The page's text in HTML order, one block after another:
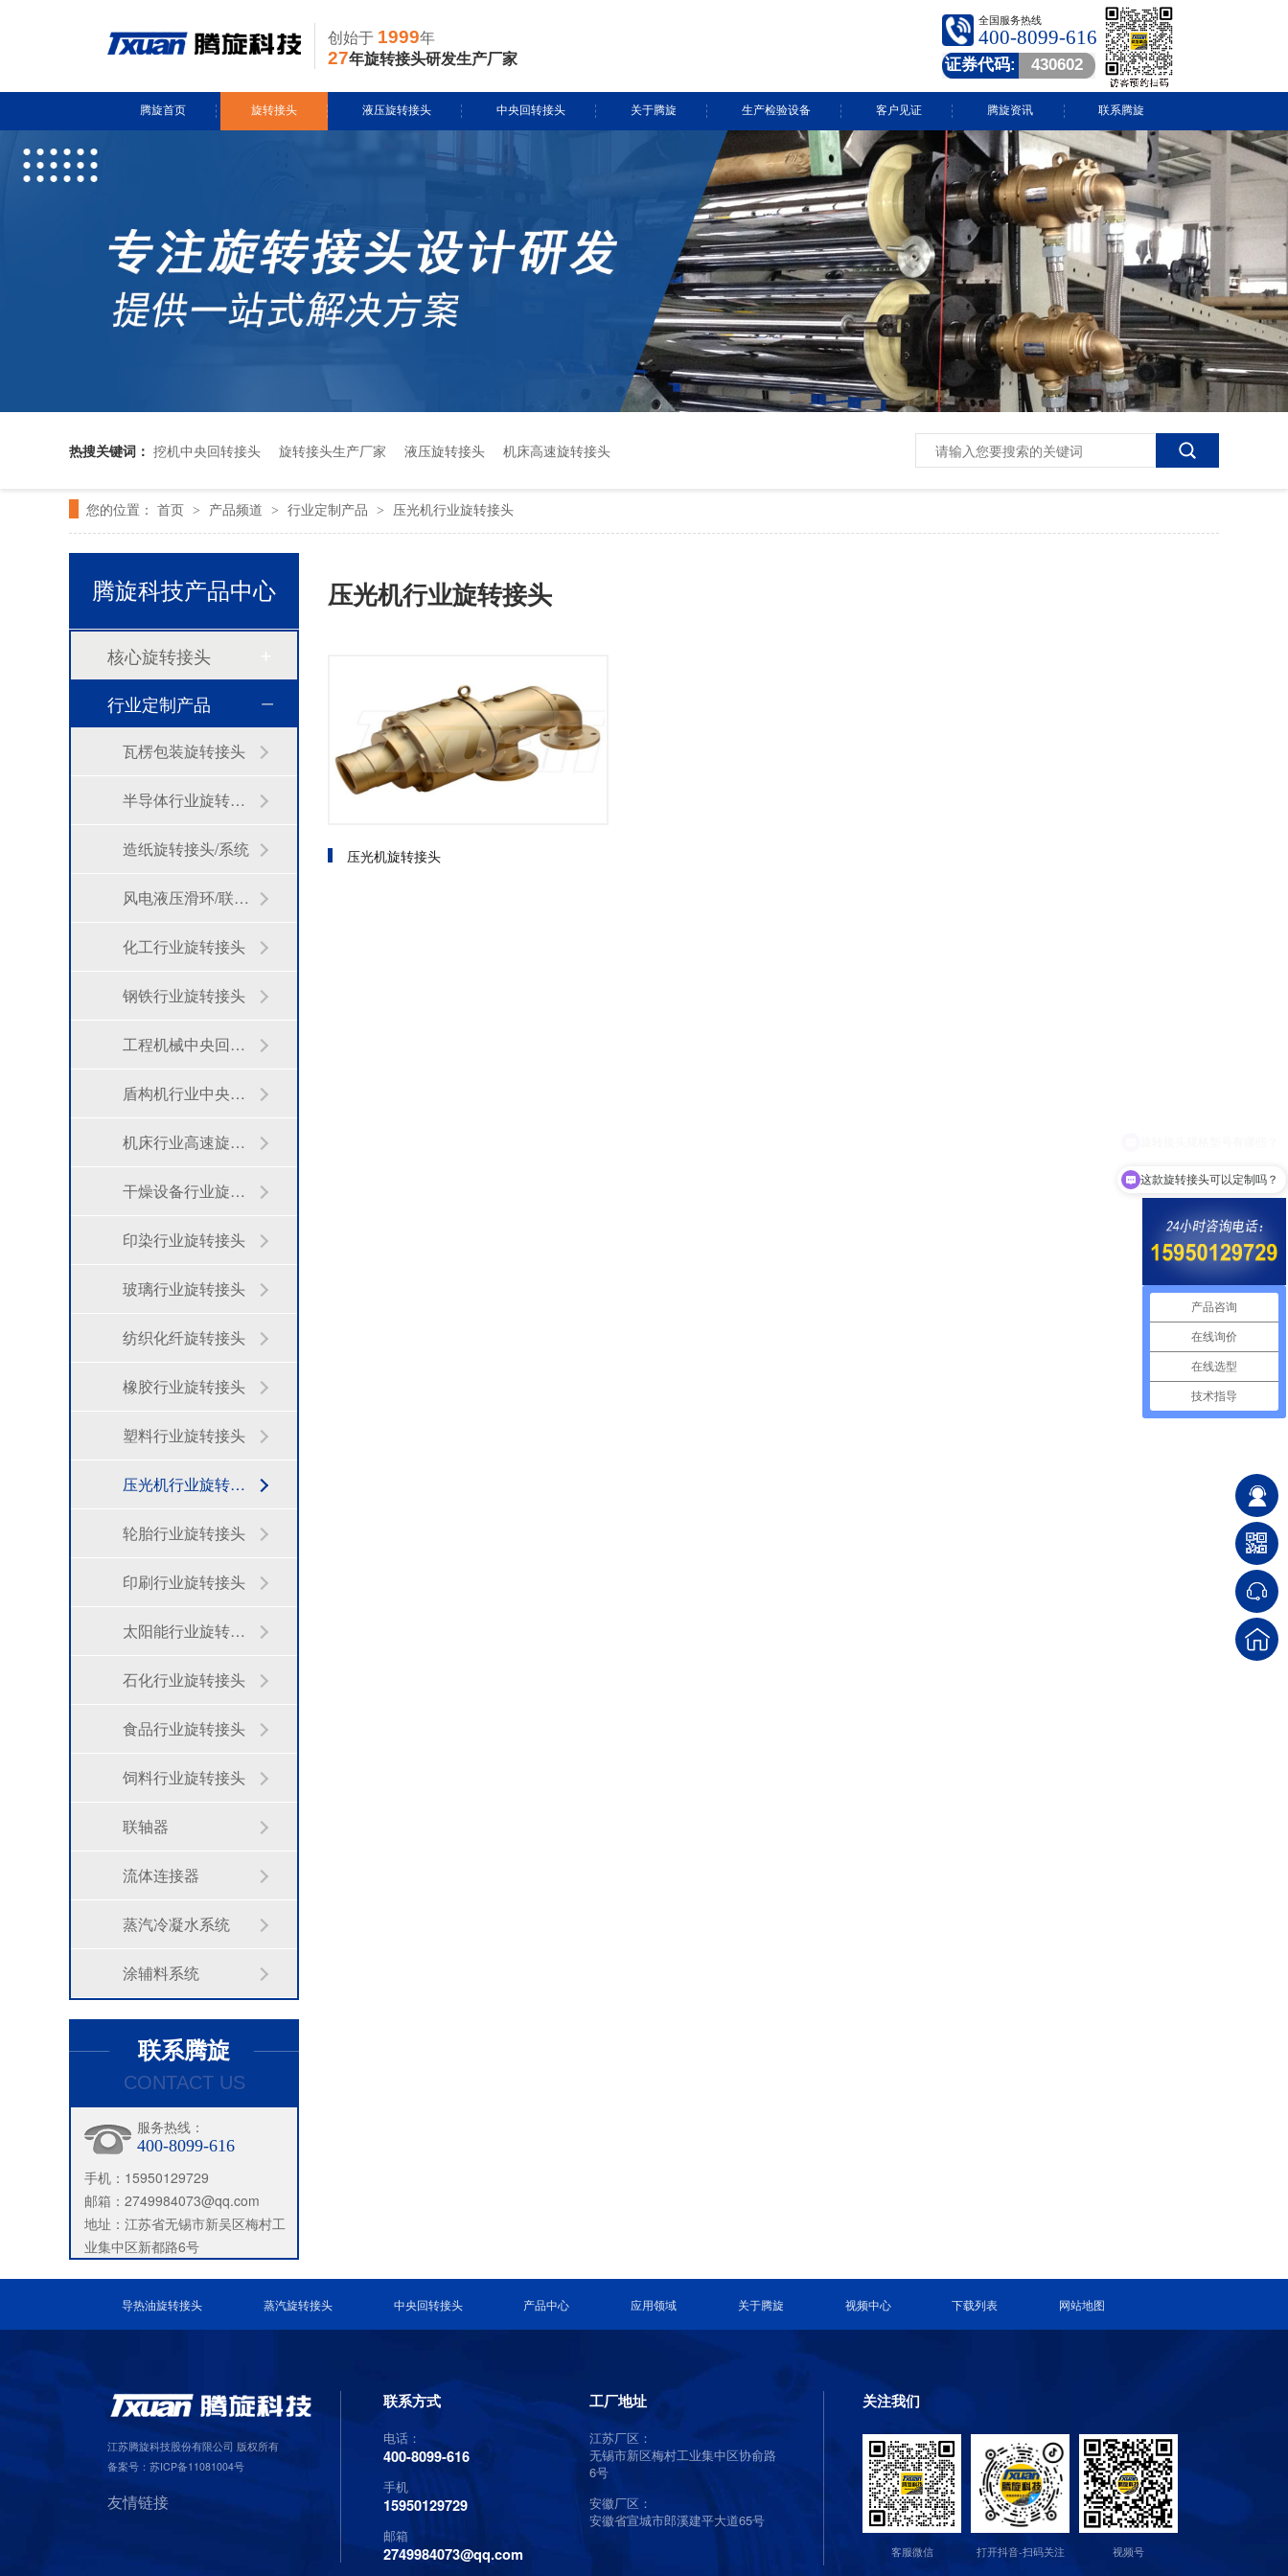
创始于 1999年
27年旋转接头研发生产厂家
全国服务热线
400-8099-616
证券代码: 430602
腾旋首页 旋转接头
导热油旋转接头
气用旋转接头
液压旋转接头
多通路旋转接头定制
中央回转接头
挖掘机旋转接头
履带吊旋转接头
关于腾旋
专利证书
腾旋风采
生产检验设备
生产设备
检测设备
客户见证 腾旋资讯
腾旋快讯
技术中心
常见问答
行业动态
视频中心
联系腾旋
热搜关键词： 挖机中央回转接头 旋转接头生产厂家 液压旋转接头 机床高速旋转接头
您的位置： 首页 > 产品频道 > 行业定制产品 > 压光机行业旋转接头
压光机行业旋转接头
压光机旋转接头
腾旋科技产品中心
核心旋转接头
行业定制产品
瓦楞包装旋转接头
半导体行业旋转接头
造纸旋转接头/系统
风电液压滑环/联轴器
化工行业旋转接头
钢铁行业旋转接头
工程机械中央回转接头
盾构机行业中央回转接头
机床行业高速旋转接头
干燥设备行业旋转接头
印染行业旋转接头
玻璃行业旋转接头
纺织化纤旋转接头
橡胶行业旋转接头
塑料行业旋转接头
压光机行业旋转接头
轮胎行业旋转接头
印刷行业旋转接头
太阳能行业旋转接头
石化行业旋转接头
食品行业旋转接头
饲料行业旋转接头
联轴器
流体连接器
蒸汽冷凝水系统
涂辅料系统
联系腾旋
CONTACT US
服务热线：
400-8099-616
手机：15950129729
邮箱：2749984073@qq.com
地址：江苏省无锡市新吴区梅村工
业集中区新都路6号
导热油旋转接头 蒸汽旋转接头 中央回转接头 产品中心 应用领域 关于腾旋 视频中心 下载列表 网站地图
江苏腾旋科技股份有限公司 版权所有
备案号：苏ICP备11081004号
友情链接
联系方式
电话：
400-8099-616
手机
15950129729
邮箱
2749984073@qq.com
工厂地址
江苏厂区：
无锡市新区梅村工业集中区协俞路
6号
安徽厂区：
安徽省宣城市郎溪建平大道65号
关注我们
客服微信 打开抖音-扫码关注 视频号
产品咨询
在线询价
在线选型
技术指导
这款旋转接头可以定制吗？